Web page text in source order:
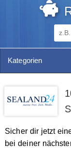
Kategorien
Sicher dir jetzt
bei deiner